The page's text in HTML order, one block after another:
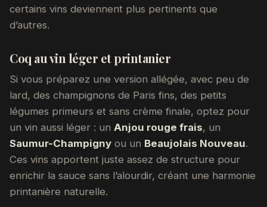
certains vins deviennent plus pertinents que
d’autres.
Coq au vin léger et printanier
Si vous préparez une version allégée, avec peu de
lard, des champignons de Paris fins, des petits
légumes primeurs et sans crème finale, optez pour
un vin aussi léger : un Anjou rouge frais, un
Saumur-Champigny ou un Beaujolais Nouveau.
Ces vins apportent juste assez de structure pour
enrichir la sauce sans l’alourdir, créant une harmonie
printanière naturelle.